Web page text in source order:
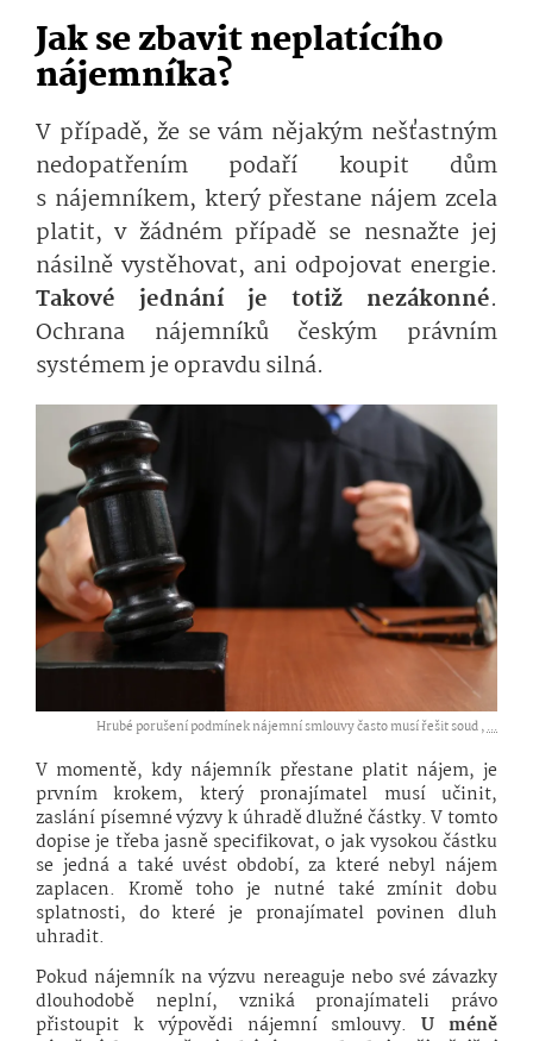
Jak se zbavit neplatícího
nájemníka?
V případě, že se vám nějakým nešťastným
nedopatřením podaří koupit dům
s nájemníkem, který přestane nájem zcela
platit, v žádném případě se nesnažte jej
násilně vystěhovat, ani odpojovat energie.
Takové jednání je totiž nezákonné.
Ochrana nájemníků českým právním
systémem je opravdu silná.
Hrubé porušení podmínek nájemní smlouvy často musí řešit soud ,...
V momentě, kdy nájemník přestane platit nájem, je
prvním krokem, který pronajímatel musí učinit,
zaslání písemné výzvy k úhradě dlužné částky. V tomto
dopise je třeba jasně specifikovat, o jak vysokou částku
se jedná a také uvést období, za které nebyl nájem
zaplacen. Kromě toho je nutné také zmínit dobu
splatnosti, do které je pronajímatel povinen dluh
uhradit.
Pokud nájemník na výzvu nereaguje nebo své závazky
dlouhodobě neplní, vzniká pronajímateli právo
přistoupit k výpovědi nájemní smlouvy.U méně